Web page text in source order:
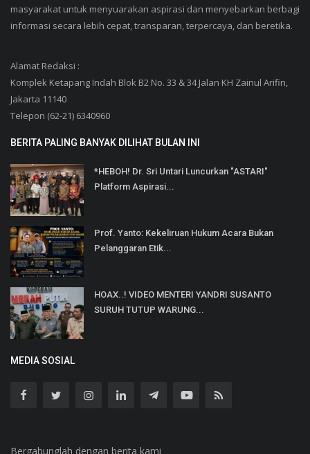
masyarakat untuk menyuarakan aspirasi dan menyebarkan berbagi
informasi secara lebih cepat, transparan, terpercaya, dan beretika.
Alamat Redaksi :
Komplek Ketapang Indah Blok B2 No. 33 & 34 Jalan KH Zainul Arifin,
Jakarta 11140
Telepon (62-21) 6340960
BERITA PALING BANYAK DILIHAT BULAN INI
*HEBOH! Dr. Sri Untari Luncurkan "ASTARI"
Platform Aspirasi...
Prof. Yanto: Kekeliruan Hukum Acara Bukan
Pelanggaran Etik...
HOAX..! VIDEO MENTERI YANDRI SUSANTO
SURUH TUTUP WARUNG...
MEDIA SOSIAL
Bergabunglah dengan berita kami